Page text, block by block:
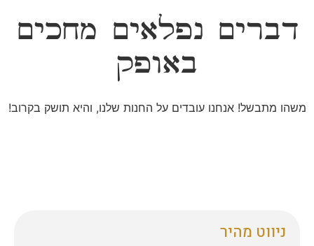
דברים נפלאים מחכים
באופק
משהו מתבשל! אנחנו עובדים על החנות שלנו, והיא תושק בקרוב!
ניווט מהיר